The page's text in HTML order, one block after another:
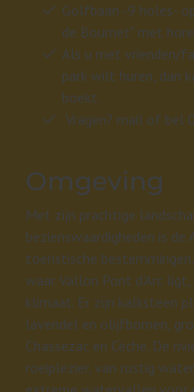
Golfbaan -9 holes-
de Bournet" met
Als u met vrienden/
park wilt huren, dan
boekt.
Vragen? mail of bel
Omgeving
Met zijn prachtige
bezienswaardigheden is de
toeristische
waar Vallon Pont d'Arc ligt,
klimaat. Er zijn kalksteen
lavendel en olijfbomen,
Chassezac en Cèche. De
roeiplezier, van rustig